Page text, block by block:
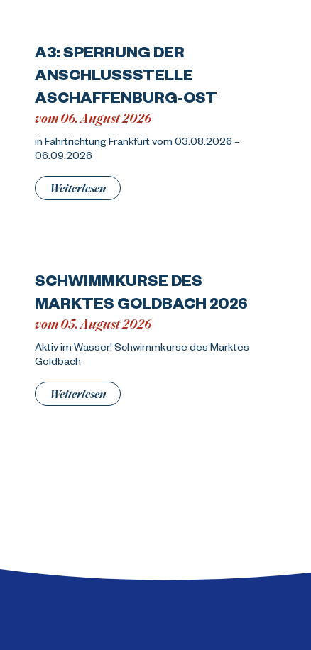
A3: SPERRUNG DER
ANSCHLUSSSTELLE
ASCHAFFENBURG-OST
vom 06. August 2026
in Fahrtrichtung Frankfurt vom 03.08.2026 –
06.09.2026
Weiterlesen
SCHWIMMKURSE DES
MARKTES GOLDBACH 2026
vom 05. August 2026
Aktiv im Wasser! Schwimmkurse des Marktes
Goldbach
Weiterlesen